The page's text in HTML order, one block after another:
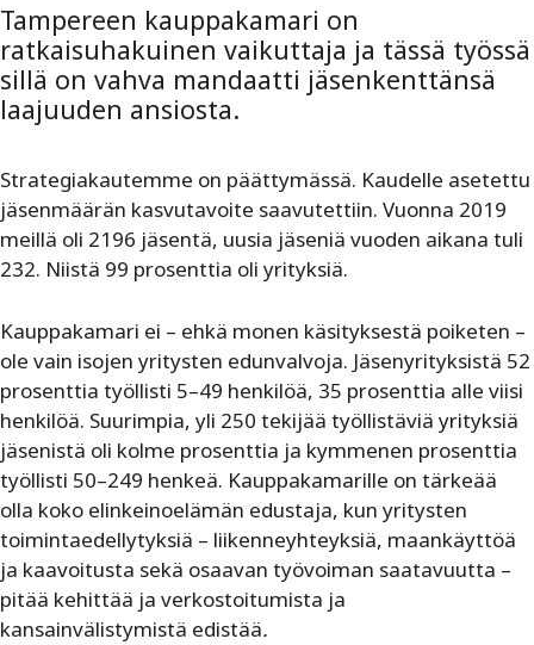
Tampereen kauppakamari on
ratkaisuhakuinen vaikuttaja ja tässä työssä
sillä on vahva mandaatti jäsenkenttänsä
laajuuden ansiosta.
Strategiakautemme on päättymässä. Kaudelle asetettu
jäsenmäärän kasvutavoite saavutettiin. Vuonna 2019
meillä oli 2196 jäsentä, uusia jäseniä vuoden aikana tuli
232. Niistä 99 prosenttia oli yrityksiä.
Kauppakamari ei – ehkä monen käsityksestä poiketen –
ole vain isojen yritysten edunvalvoja. Jäsenyrityksistä 52
prosenttia työllisti 5–49 henkilöä, 35 prosenttia alle viisi
henkilöä. Suurimpia, yli 250 tekijää työllistäviä yrityksiä
jäsenistä oli kolme prosenttia ja kymmenen prosenttia
työllisti 50–249 henkeä. Kauppakamarille on tärkeää
olla koko elinkeinoelämän edustaja, kun yritysten
toimintaedellytyksiä – liikenneyhteyksiä, maankäyttöä
ja kaavoitusta sekä osaavan työvoiman saatavuutta –
pitää kehittää ja verkostoitumista ja
kansainvälistymistä edistää.